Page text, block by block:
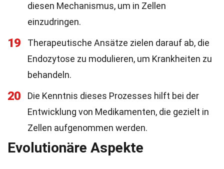
diesen Mechanismus, um in Zellen
einzudringen.
19
Therapeutische Ansätze zielen darauf ab, die
Endozytose zu modulieren, um Krankheiten zu
behandeln.
20
Die Kenntnis dieses Prozesses hilft bei der
Entwicklung von Medikamenten, die gezielt in
Zellen aufgenommen werden.
Evolutionäre Aspekte